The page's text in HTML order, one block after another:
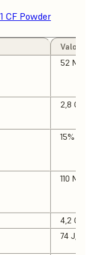
CF Powder
Valore
52 MPa
2,8 GPa
15%
110 MPa
4,2 GPa
74 J/m